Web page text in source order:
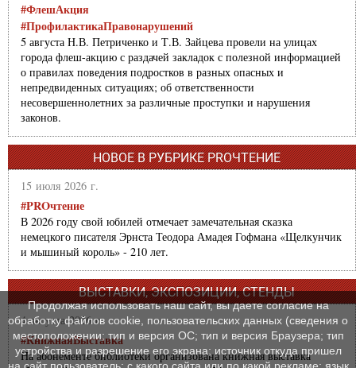
#ФлешАкция
#ПрофилактикаПравонарушений
5 августа Н.В. Петриченко и Т.В. Зайцева провели на улицах
города флеш-акцию с раздачей закладок с полезной информацией
о правилах поведения подростков в разных опасных и
непредвиденных ситуациях; об ответственности
несовершеннолетних за различные проступки и нарушения
законов.
НОВОЕ В РУБРИКЕ PROЧТЕНИЕ
15 июля 2026 г.
#PROчтение
В 2026 году свой юбилей отмечает замечательная сказка
немецкого писателя Эрнста Теодора Амадея Гофмана «Щелкунчик
и мышиный король» - 210 лет.
ВЫСТАВКИ, ЭКСПОЗИЦИИ, СТЕНДЫ
4 августа 2026 г.
#КнижнаяВыставка
На абонементе библиотеки организована книжная выставка
Продолжая использовать наш сайт, вы даете согласие на
обработку файлов cookie, пользовательских данных (сведения о
местоположении; тип и версия ОС; тип и версия Браузера; тип
устройства и разрешение его экрана; источник откуда пришел